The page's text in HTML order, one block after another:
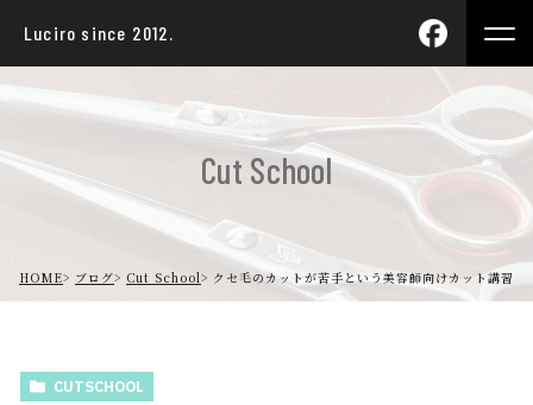
Luciro since 2012.
Cut School
HOME ブログ Cut School クセ毛のカットが苦手という美容師向けカット講習
CUTSCHOOL